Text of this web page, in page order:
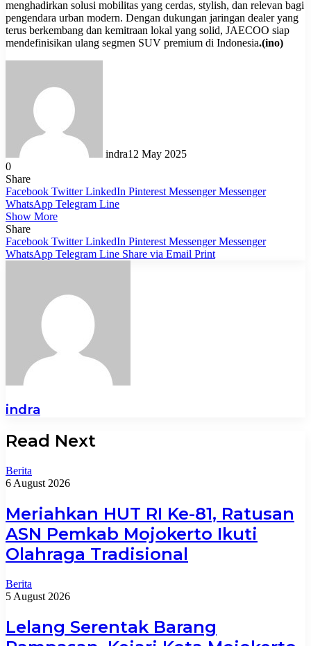
menghadirkan solusi mobilitas yang cerdas, stylish, dan relevan bagi
pengendara urban modern. Dengan dukungan jaringan dealer yang
terus berkembang dan kemitraan lokal yang solid, JAECOO siap
mendefinisikan ulang segmen SUV premium di Indonesia.(ino)
indra12 May 2025
0
Share
Facebook Twitter LinkedIn Pinterest Messenger Messenger
WhatsApp Telegram Line
Show More
Share
Facebook Twitter LinkedIn Pinterest Messenger Messenger
WhatsApp Telegram Line Share via Email Print
indra
Read Next
Berita
6 August 2026
Meriahkan HUT RI Ke-81, Ratusan
ASN Pemkab Mojokerto Ikuti
Olahraga Tradisional
Berita
5 August 2026
Lelang Serentak Barang